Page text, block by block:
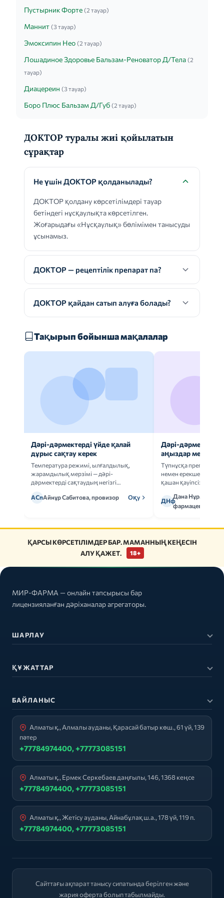
Пустырник Форте (2 тауар)
Маннит (3 тауар)
Эмоксипин Нео (2 тауар)
Лошадиное Здоровье Бальзам-Реноватор Д/Тела (2
тауар)
Диацереин (3 тауар)
Боро Плюс Бальзам Д/Губ (2 тауар)
ДОКТОР туралы жиі қойылатын
сұрақтар
Не үшін ДОКТОР қолданылады?
ДОКТОР қолдану көрсетілімдері тауар
бетіндегі нұсқаулықта көрсетілген.
Жоғарыдағы «Нұсқаулық» бөлімімен танысуды
ұсынамыз.
ДОКТОР — рецептілік препарат па?
ДОКТОР қайдан сатып алуға болады?
Тақырып бойынша мақалалар
Дәрі-дәрмектерді үйде қалай
дұрыс сақтау керек
Температура режимі, ылғалдылық,
жарамдылық мерзімі — дәрі-
дәрмектерді сақтаудың негізгі
АСпАйнұр Сабитова, провизор Оқу
Дәрі-дәрмек
аңыздар мен
Түпнұсқа
немен ерекшеленеді
қашан қауіпсіз.
ДНф
Дана
фармацевт
ҚАРСЫ КӨРСЕТІЛІМДЕР БАР. МАМАННЫҢ КЕҢЕСІН
АЛУ ҚАЖЕТ.
18+
МИР-ФАРМА — онлайн тапсырысы бар
лицензияланған дәріханалар агрегаторы.
ШАРЛАУ
ҚҰЖАТТАР
БАЙЛАНЫС
Алматы қ., Алмалы ауданы, Қарасай батыр көш., 61 үй, 139
пәтер
+77784974400, +77773085151
Алматы қ., Ермек Серкебаев даңғылы, 146, 1368 кеңсе
+77784974400, +77773085151
Алматы қ., Жетісу ауданы, Айнабұлақ ш.а., 178 үй, 119 п.
+77784974400, +77773085151
Сайттағы ақпарат танысу сипатында берілген және
жария оферта болып табылмайды.